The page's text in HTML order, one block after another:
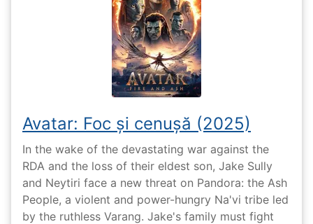
Avatar: Foc și cenușă (2025)
In the wake of the devastating war against the
RDA and the loss of their eldest son, Jake Sully
and Neytiri face a new threat on Pandora: the Ash
People, a violent and power-hungry Na'vi tribe led
by the ruthless Varang. Jake's family must fight